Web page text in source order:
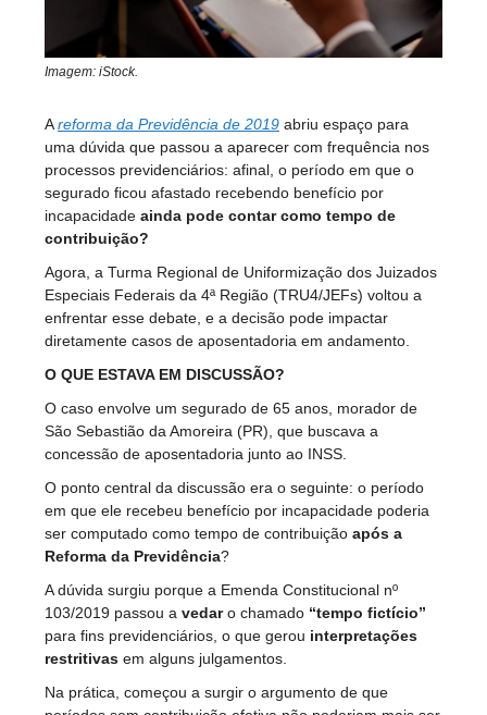
Imagem: iStock.
Areforma da Previdência de 2019 abriu espaço para
uma dúvida que passou a aparecer com frequência nos
processos previdenciários: afinal, o período em que o
segurado ficou afastado recebendo benefício por
incapacidade ainda pode contar como tempo de
contribuição?
Agora, a Turma Regional de Uniformização dos Juizados
Especiais Federais da 4ª Região (TRU4/JEFs) voltou a
enfrentar esse debate, e a decisão pode impactar
diretamente casos de aposentadoria em andamento.
O QUE ESTAVA EM DISCUSSÃO?
O caso envolve um segurado de 65 anos, morador de
São Sebastião da Amoreira (PR), que buscava a
concessão de aposentadoria junto ao INSS.
O ponto central da discussão era o seguinte: o período
em que ele recebeu benefício por incapacidade poderia
ser computado como tempo de contribuição após a
Reforma da Previdência?
A dúvida surgiu porque a Emenda Constitucional nº
103/2019 passou a vedaro chamado “tempo fictício”
para fins previdenciários, o que gerou interpretações
restritivas em alguns julgamentos.
Na prática, começou a surgir o argumento de que